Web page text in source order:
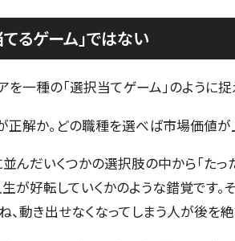
てるゲーム」ではない
を一種の「選択当てゲーム」のように捉
正解か。どの職種を選べば市場価値が
並んだいくつかの選択肢の中から「た
が好転していくかのような錯覚です
動き出せなくなってしまう人が後を絶